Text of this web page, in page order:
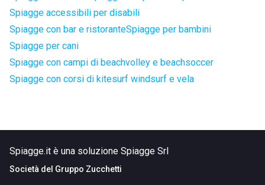
Spiagge accessibili per disabili
Spiagge con bar e ristoranteSpiagge per bambini
Spiagge per cani
Spiagge con campi di beachvolley e beachsoccer
Spiagge con corsi di kitesurf windsurf e vela
Spiagge.it è una soluzione Spiagge Srl
Società del Gruppo Zucchetti